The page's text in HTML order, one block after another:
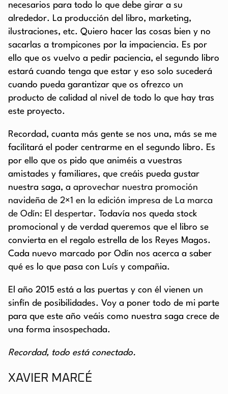
necesarios para todo lo que debe girar a su
alrededor. La producción del libro, marketing,
ilustraciones, etc. Quiero hacer las cosas bien y no
sacarlas a trompicones por la impaciencia. Es por
ello que os vuelvo a pedir paciencia, el segundo libro
estará cuando tenga que estar y eso solo sucederá
cuando pueda garantizar que os ofrezco un
producto de calidad al nivel de todo lo que hay tras
este proyecto.
Recordad, cuanta más gente se nos una, más se me
facilitará el poder centrarme en el segundo libro. Es
por ello que os pido que animéis a vuestras
amistades y familiares, que creáis pueda gustar
nuestra saga, a aprovechar nuestra promoción
navideña de 2×1 en la edición impresa de La marca
de Odín: El despertar. Todavía nos queda stock
promocional y de verdad queremos que el libro se
convierta en el regalo estrella de los Reyes Magos.
Cada nuevo marcado por Odín nos acerca a saber
qué es lo que pasa con Luís y compañia.
El año 2015 está a las puertas y con él vienen un
sinfín de posibilidades. Voy a poner todo de mi parte
para que este año veáis como nuestra saga crece de
una forma insospechada.
Recordad, todo está conectado.
XAVIER MARCÉ